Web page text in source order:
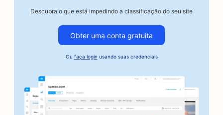
SEO para empresas do setor automotivo
SEO para serviços de fiança
SEO para bancos
SEO para padarias
Descubra o que está impedindo a classificação do seu site
Obter uma conta gratuita
Ou faça login usando suas credenciais